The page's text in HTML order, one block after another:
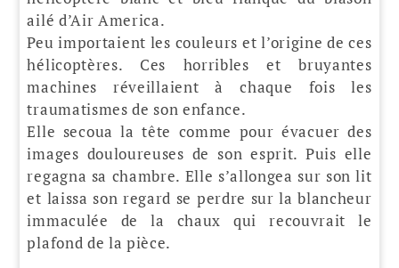
ailé d’Air America.
Peu importaient les couleurs et l’origine de ces
hélicoptères. Ces horribles et bruyantes
machines réveillaient à chaque fois les
traumatismes de son enfance.
Elle secoua la tête comme pour évacuer des
images douloureuses de son esprit. Puis elle
regagna sa chambre. Elle s’allongea sur son lit
et laissa son regard se perdre sur la blancheur
immaculée de la chaux qui recouvrait le
plafond de la pièce.